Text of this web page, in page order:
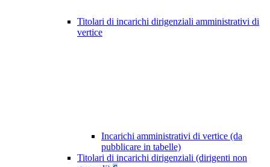
Titolari di incarichi dirigenziali amministrativi di
vertice
Incarichi amministrativi di vertice (da
pubblicare in tabelle)
Titolari di incarichi dirigenziali (dirigenti non